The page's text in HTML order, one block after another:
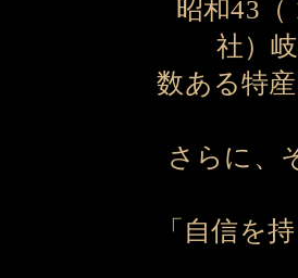
昭和43
社）
数ある特
さらに、
「自信を